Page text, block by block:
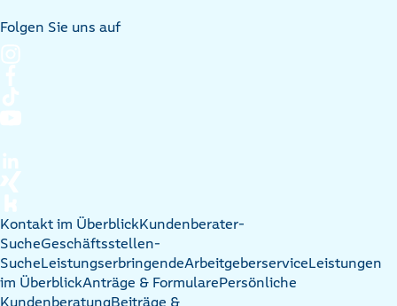
Folgen Sie uns auf
Kontakt im ÜberblickKundenberater-
SucheGeschäftsstellen-
SucheLeistungserbringendeArbeitgeberserviceLeistungen
im ÜberblickAnträge & FormularePersönliche
KundenberatungBeiträge &